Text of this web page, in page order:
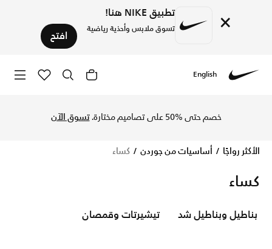
× تطبيق NIKE هنا!
تسوق ملابس وأحذية رياضية افتح
English
خصم حتى %50 على تصاميم مختارة. تسوق الآن
الأكثر رواجًا أساسيات من جوردن كساء
كساء
بناطيل وبناطيل شد تيشيرتات وقمصان